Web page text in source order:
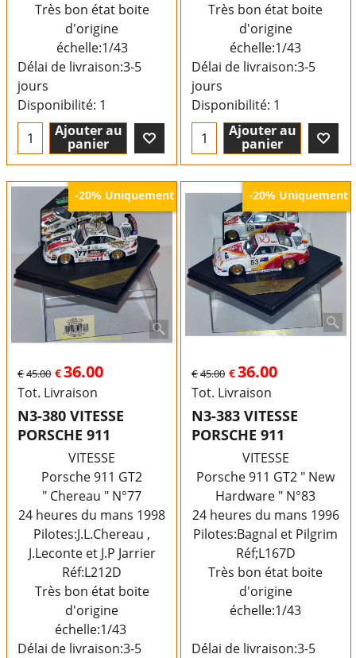
Très bon état boite
d'origine
échelle:1/43
Délai de livraison:3-5
jours
Disponibilité: 1
Ajouter au
panier
Très bon état boite
d'origine
échelle:1/43
Délai de livraison:3-5
jours
Disponibilité: 1
Ajouter au
panier
-20% Uniquement
€45.00 €36.00
Tot. Livraison
N3-380 VITESSE
PORSCHE 911
VITESSE
Porsche 911 GT2
" Chereau " N°77
24 heures du mans 1998
Pilotes:J.L.Chereau ,
J.Leconte et J.P Jarrier
Réf:L212D
Très bon état boite
d'origine
échelle:1/43
Délai de livraison:3-5
-20% Uniquement
€45.00 €36.00
Tot. Livraison
N3-383 VITESSE
PORSCHE 911
VITESSE
Porsche 911 GT2 " New
Hardware " N°83
24 heures du mans 1996
Pilotes:Bagnal et Pilgrim
Réf;L167D
Très bon état boite
d'origine
échelle:1/43
Délai de livraison:3-5